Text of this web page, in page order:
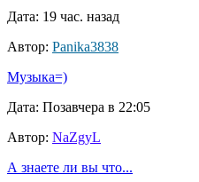
Дата: 19 час. назад
Автор: Panika3838
Музыка=)
Дата: Позавчера в 22:05
Автор: NaZgyL
А знаете ли вы что...